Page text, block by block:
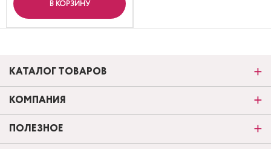
В КОРЗИНУ
КАТАЛОГ ТОВАРОВ
КОМПАНИЯ
ПОЛЕЗНОЕ